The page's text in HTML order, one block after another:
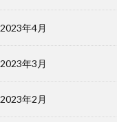
2023年4月
2023年3月
2023年2月